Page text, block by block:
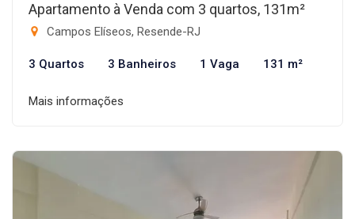
Apartamento à Venda com 3 quartos, 131m²
Campos Elíseos, Resende-RJ
3 Quartos 3 Banheiros 1 Vaga 131 m²
Mais informações